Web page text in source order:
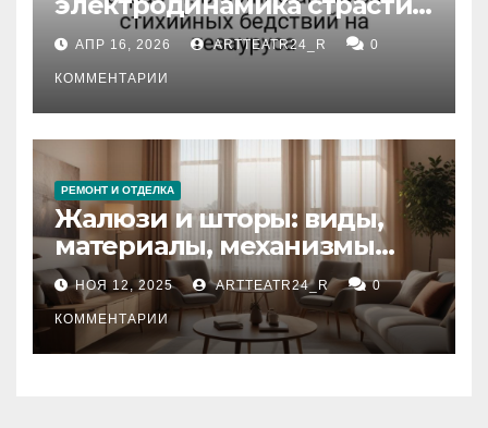
влияние анализа
стихийных бедствий на
тезауруса
АПР 16, 2026 ARTTEATR24_R 0
КОММЕНТАРИИ
РЕМОНТ И ОТДЕЛКА
Жалюзи и шторы: виды,
материалы, механизмы
управления и уход
НОЯ 12, 2025 ARTTEATR24_R 0
КОММЕНТАРИИ